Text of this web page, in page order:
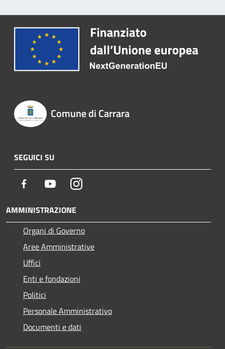
Comune di Carrara
SEGUICI SU
Facebook YoutubeInstagram
AMMINISTRAZIONE
Organi di Governo
Aree Amministrative
Uffici
Enti e fondazioni
Politici
Personale Amministrativo
Documenti e dati